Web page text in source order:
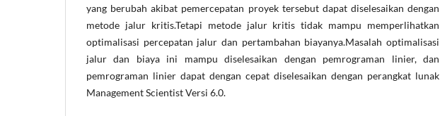
yang berubah akibat pemercepatan proyek tersebut dapat diselesaikan dengan
metode jalur kritis.Tetapi metode jalur kritis tidak mampu memperlihatkan
optimalisasi percepatan jalur dan pertambahan biayanya.Masalah optimalisasi
jalur dan biaya ini mampu diselesaikan dengan pemrograman linier, dan
pemrograman linier dapat dengan cepat diselesaikan dengan perangkat lunak
Management Scientist Versi 6.0.